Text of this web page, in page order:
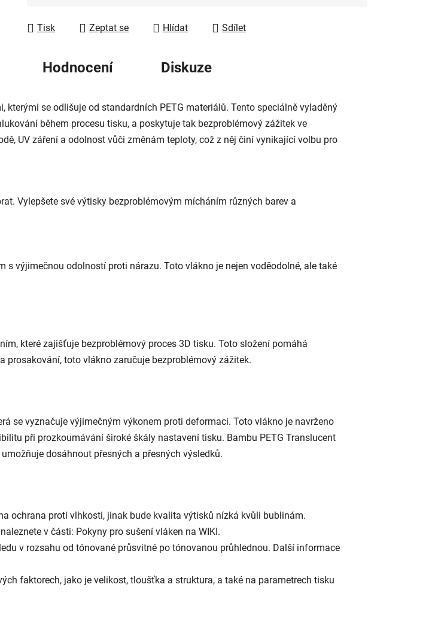
Tisk Zeptat se Hlídat Sdílet
Hodnocení Diskuze
se odlišuje od standardních PETG materiálů. Tento speciálně vyladěný
během procesu tisku, a poskytuje tak bezproblémový zážitek ve
UV záření a odolnost vůči změnám teploty, což z něj činí vynikající volbu pro
Vylepšete své výtisky bezproblémovým mícháním různých barev a
s výjimečnou odolností proti nárazu. Toto vlákno je nejen voděodolné, ale také
které zajišťuje bezproblémový proces 3D tisku. Toto složení pomáhá
prosakování, toto vlákno zaručuje bezproblémový zážitek.
se vyznačuje výjimečným výkonem proti deformaci. Toto vlákno je navrženo
při prozkoumávání široké škály nastavení tisku. Bambu PETG Translucent
dosáhnout přesných a přesných výsledků.
ochrana proti vlhkosti, jinak bude kvalita výtisků nízká kvůli bublinám.
v části: Pokyny pro sušení vláken na WIKI.
v rozsahu od tónované průsvitné po tónovanou průhlednou. Další informace
faktorech, jako je velikost, tloušťka a struktura, a také na parametrech tisku